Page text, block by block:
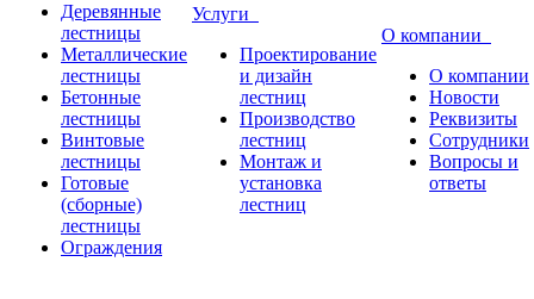
Деревянные
лестницы
Металлические
лестницы
Бетонные
лестницы
Винтовые
лестницы
Готовые
(сборные)
лестницы
Ограждения
Услуги
Проектирование
и дизайн
лестниц
Производство
лестниц
Монтаж и
установка
лестниц
О компании
О компании
Новости
Реквизиты
Сотрудники
Вопросы и
ответы